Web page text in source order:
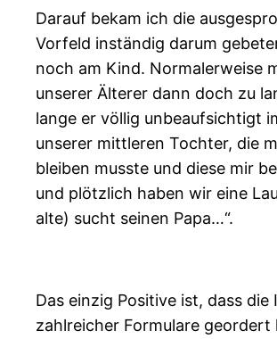
Darauf bekam ich die
Vorfeld inständig darum
noch am Kind. Normalerweise
unserer Älterer dann doch zu
lange er völlig unbeaufsichtigt
unserer mittleren Tochter, die
bleiben musste und diese mir
und plötzlich haben wir eine
alte) sucht seinen Papa…“.
Das einzig Positive ist, dass
zahlreicher Formulare